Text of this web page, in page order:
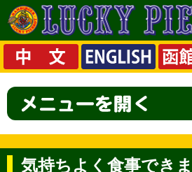
気持ちよく食事でき